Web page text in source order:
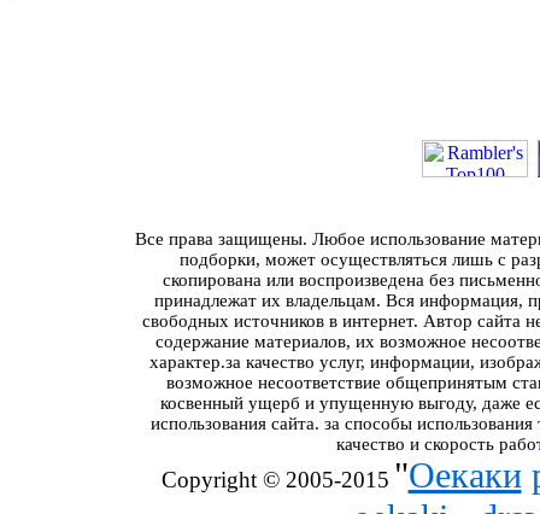
Все права защищены. Любое использование
подборки, может осуществляться лишь с
скопирована или воспроизведена без
принадлежат их владельцам. Вся информация,
свободных источников в интернет. Автор сайта
содержание материалов, их возможное
характер.за качество услуг, информации,
возможное несоответствие общепринятым
косвенный ущерб и упущенную выгоду, даже
использования сайта. за способы
качество и скорость
Copyright © 2005-2015 "Оекаки